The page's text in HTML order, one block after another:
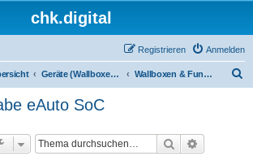
chk.digital
Anmelden
Registrieren
Geräte (Wallboxen, Stromquellen, Autos) Wallboxen & Funkschalter
eAuto SoC
Suche